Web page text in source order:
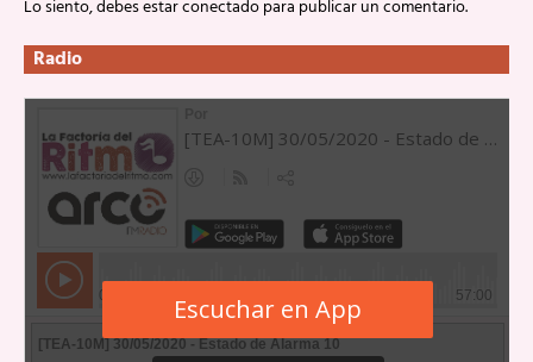
Lo siento, debes estarconectadopara publicar un comentario.
Radio